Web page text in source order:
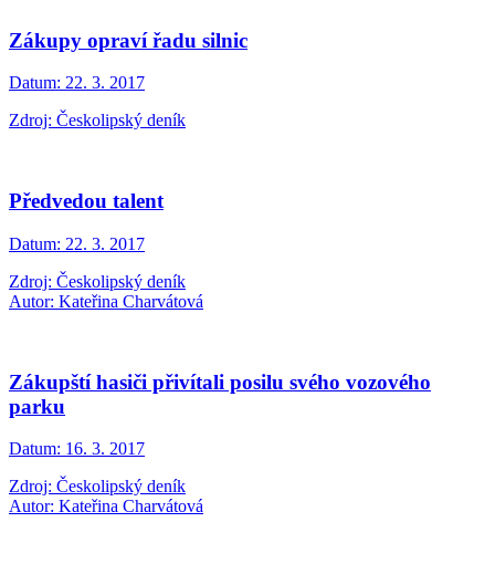
Zákupy opraví řadu silnic
Datum: 22. 3. 2017
Zdroj: Českolipský deník
Předvedou talent
Datum: 22. 3. 2017
Zdroj: Českolipský deník
Autor: Kateřina Charvátová
Zákupští hasiči přivítali posilu svého vozového
parku
Datum: 16. 3. 2017
Zdroj: Českolipský deník
Autor: Kateřina Charvátová